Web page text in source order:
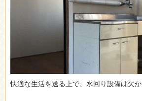
快適な生活を送る上で、水回り設備は欠か